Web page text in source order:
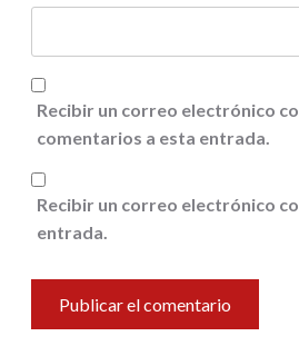
Recibir un correo electrónico
comentarios a esta entrada.
Recibir un correo electrónico
entrada.